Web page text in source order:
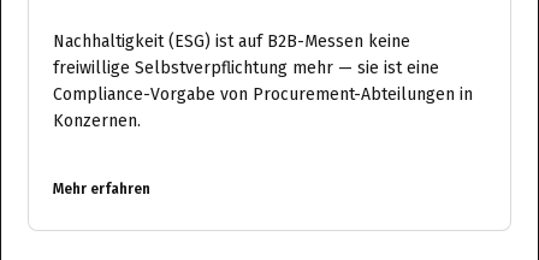
Nachhaltigkeit (ESG) ist auf B2B-Messen keine
freiwillige Selbstverpflichtung mehr — sie ist eine
Compliance-Vorgabe von Procurement-Abteilungen in
Konzernen.
Mehr erfahren